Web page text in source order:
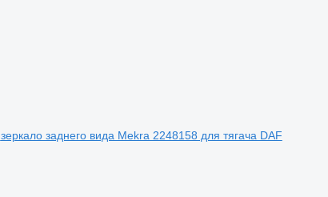
зеркало заднего вида Mekra 2248158 для тягача DAF